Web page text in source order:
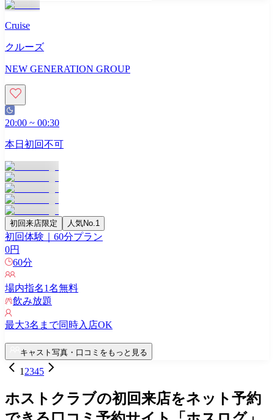
Cruise
クルーズ
NEW GENERATION GROUP
20:00 ~ 00:30
本日初回不可
初回来店限定 人気No.1
初回体験｜60分プラン
0円
60分
場内指名1名無料
飲み放題
最大3名まで同時入店OK
キャスト写真・口コミをもっと見る
1 2345
ホストクラブの初回来店をネット予約